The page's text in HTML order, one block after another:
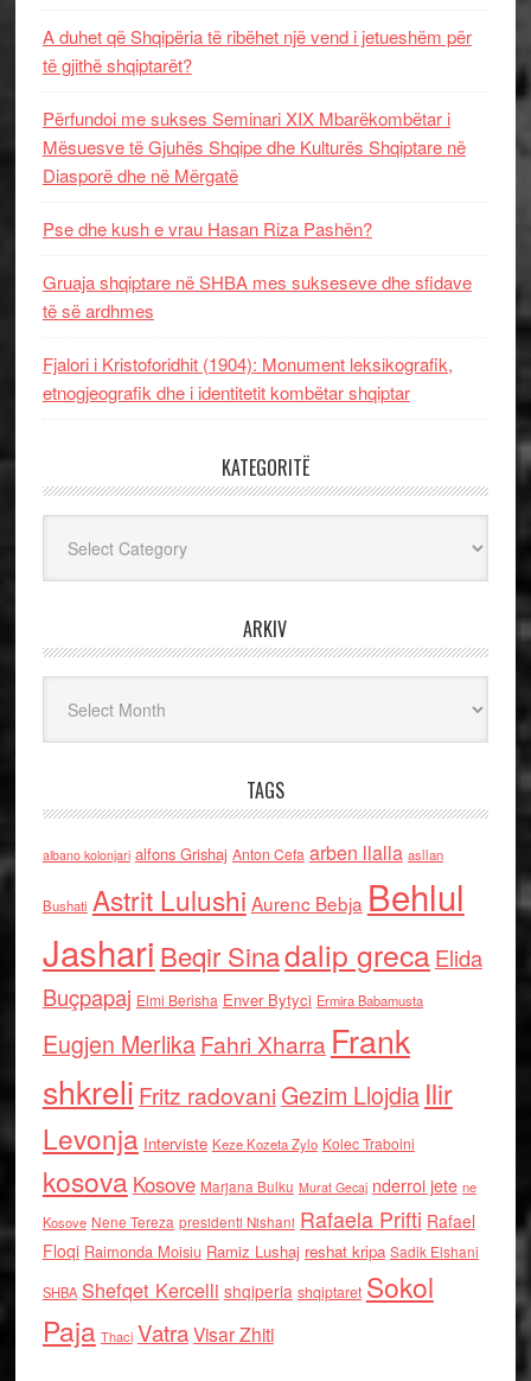
A duhet që Shqipëria të ribëhet një vend i jetueshëm për
të gjithë shqiptarët?
Përfundoi me sukses Seminari XIX Mbarëkombëtar i
Mësuesve të Gjuhës Shqipe dhe Kulturës Shqiptare në
Diasporë dhe në Mërgatë
Pse dhe kush e vrau Hasan Riza Pashën?
Gruaja shqiptare në SHBA mes sukseseve dhe sfidave
të së ardhmes
Fjalori i Kristoforidhit (1904): Monument leksikografik,
etnogjeografik dhe i identitetit kombëtar shqiptar
KATEGORITË
ARKIV
TAGS
albano kolonjari alfons Grishaj Anton Cefa arben llalla asllan
Bushati Astrit Lulushi Aurenc Bebja Behlul
Jashari Beqir Sinadalip grecaElida
Buçpapaj Elmi Berisha Enver Bytyci Ermira Babamusta
Eugjen MerlikaFahri Xharra Frank
shkreli Fritz radovaniGezim Llojdia Ilir
Levonja Interviste Keze Kozeta Zylo Kolec Traboini
kosova Kosove Marjana Bulku Murat Gecaj nderroi jete ne
Kosove Nene Tereza presidenti Nishani Rafaela Prifti Rafael
Floqi Raimonda Moisiu Ramiz Lushaj reshat kripa Sadik Elshani
SHBA Shefqet Kercelli shqiperia shqiptaret Sokol
Paja Thaci VatraVisar Zhiti